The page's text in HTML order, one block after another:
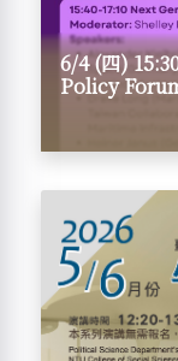
6/4 (四)
Policy